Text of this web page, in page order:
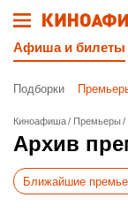
Афиша и билеты
Подборки
Киноафиша Премьеры
Архив
Ближайшие